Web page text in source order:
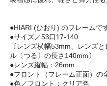
●HIARI (ひおり) のフレームで
●サイズ／53口17-140
〔レンズ横幅53mm、レンズ
ル〔つる〕の長さ140mm〕
●レンズ縦幅：26mm
●フロント（フレーム正面）の
●色／フロント：クリア色